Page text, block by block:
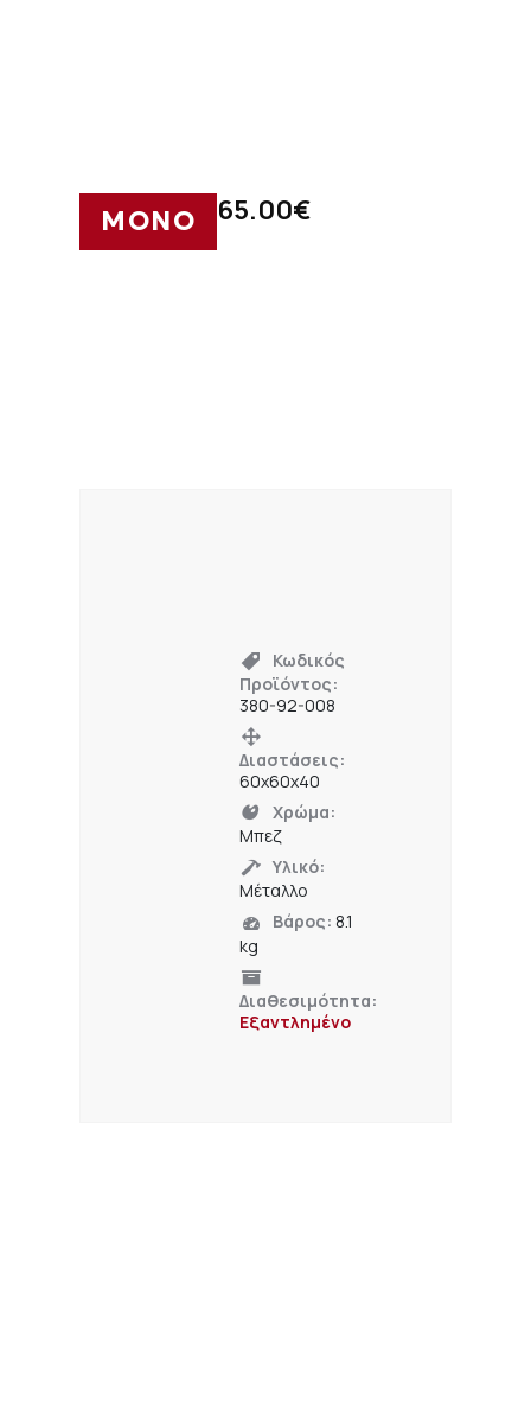
ΜΟΝΟ 65.00€
Κωδικός
Προϊόντος:
380-92-008
Διαστάσεις:
60x60x40
Χρώμα:
Μπεζ
Υλικό:
Μέταλλο
Βάρος:8.1
kg
Διαθεσιμότητα:
Εξαντλημένο